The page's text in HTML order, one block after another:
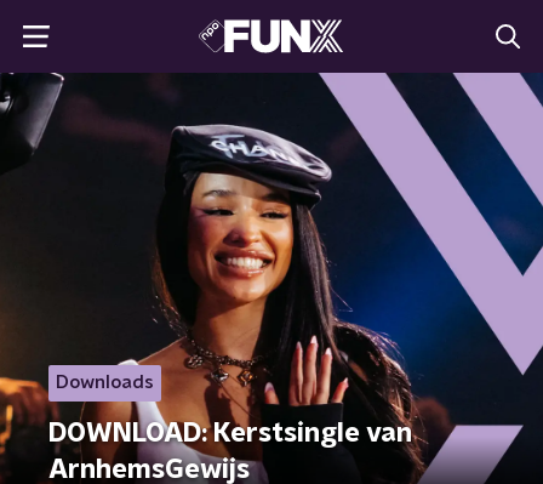
Downloads
DOWNLOAD: Kerstsingle van
ArnhemsGewijs